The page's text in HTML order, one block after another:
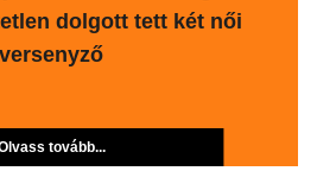
dolgott tett két női
versenyző
tovább...